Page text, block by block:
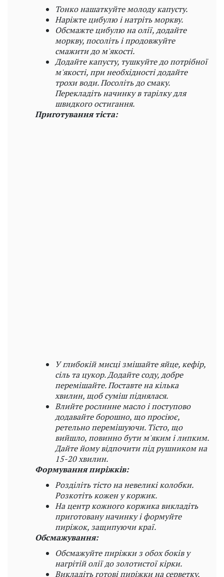
Тонко нашаткуйте молоду капусту.
Наріжте цибулю і натріть моркву.
Обсмажте цибулю на олії, додайте
моркву, посоліть і продовжуйте
смажити до м'якості.
Додайте капусту, тушкуйте до потрібної
м'якості, при необхідності додайте
трохи води. Посоліть до смаку.
Перекладіть начинку в тарілку для
швидкого остигання.
Приготування тіста:
У глибокій мисці змішайте яйце, кефір,
сіль та цукор. Додайте соду, добре
перемішайте. Поставте на кілька
хвилин, щоб суміш піднялася.
Влийте рослинне масло і поступово
додавайте борошно, що просіює,
ретельно перемішуючи. Тісто, що
вийшло, повинно бути м'яким і липким.
Дайте йому відпочити під рушником на
15-20 хвилин.
Формування пиріжків:
Розділіть тісто на невеликі колобки.
Розкотіть кожен у коржик.
На центр кожного коржика викладіть
приготовану начинку і формуйте
пиріжок, защипуючи краї.
Обсмажування:
Обсмажуйте пиріжки з обох боків у
нагрітій олії до золотистої кірки.
Викладіть готові пиріжки на серветку,